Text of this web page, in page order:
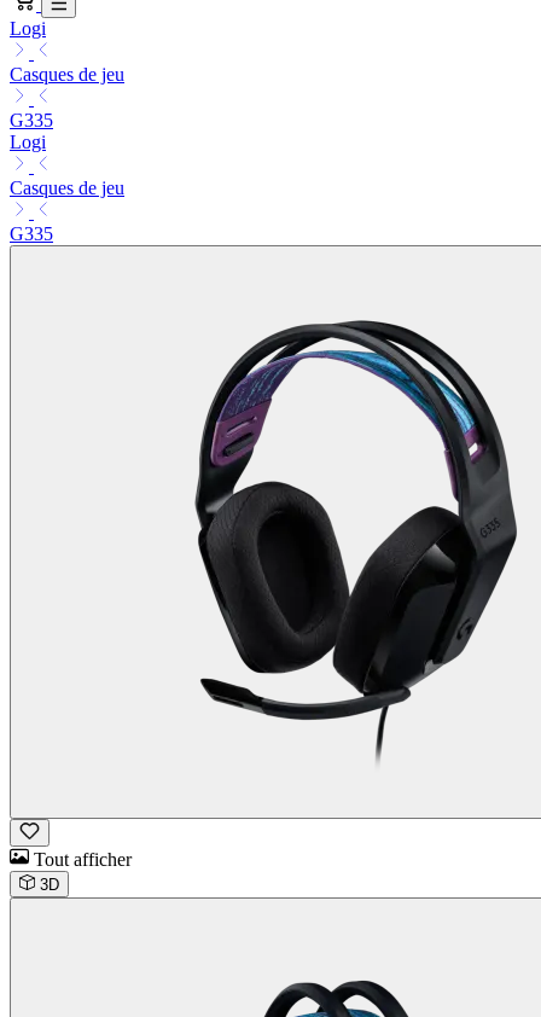
Logi
Casques de jeu
G335
Logi
Casques de jeu
G335
Tout afficher
3D